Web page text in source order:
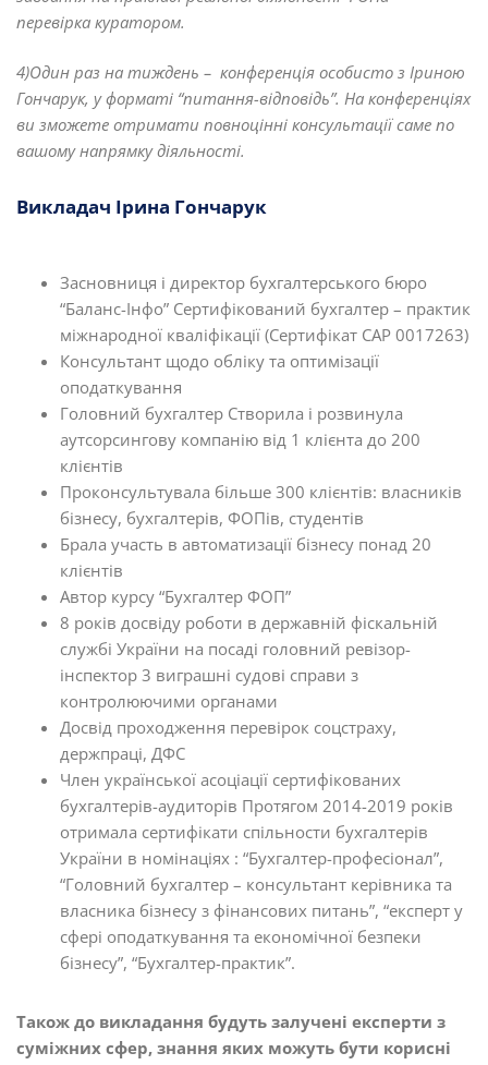
перевірка куратором.
4)Один раз на тиждень – конференція особисто з Іриною
Гончарук, у форматі “питання-відповідь”. На конференціях
ви зможете отримати повноцінні консультації саме по
вашому напрямку діяльності.
Викладач Ірина Гончарук
Засновниця і директор бухгалтерського бюро
“Баланс-Інфо” Сертифікований бухгалтер – практик
міжнародної кваліфікації (Сертифікат САР 0017263)
Консультант щодо обліку та оптимізації
оподаткування
Головний бухгалтер Створила і розвинула
аутсорсингову компанію від 1 клієнта до 200
клієнтів
Проконсультувала більше 300 клієнтів: власників
бізнесу, бухгалтерів, ФОПів, студентів
Брала участь в автоматизації бізнесу понад 20
клієнтів
Автор курсу “Бухгалтер ФОП”
8 років досвіду роботи в державній фіскальній
службі України на посаді головний ревізор-
інспектор 3 виграшні судові справи з
контролюючими органами
Досвід проходження перевірок соцстраху,
держпраці, ДФС
Член української асоціації сертифікованих
бухгалтерів-аудиторів Протягом 2014-2019 років
отримала сертифікати спільности бухгалтерів
України в номінаціях : “Бухгалтер-професіонал”,
“Головний бухгалтер – консультант керівника та
власника бізнесу з фінансових питань”, “експерт у
сфері оподаткування та економічної безпеки
бізнесу”, “Бухгалтер-практик”.
Також до викладання будуть залучені експерти з
суміжних сфер, знання яких можуть бути корисні